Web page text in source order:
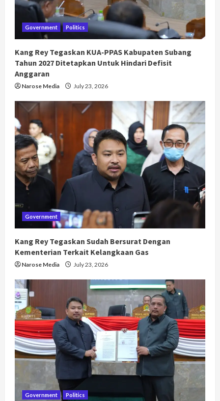
Government Politics
Kang Rey Tegaskan KUA-PPAS Kabupaten Subang
Tahun 2027 Ditetapkan Untuk Hindari Defisit
Anggaran
Narose Media July 23, 2026
Government
Kang Rey Tegaskan Sudah Bersurat Dengan
Kementerian Terkait Kelangkaan Gas
Narose Media July 23, 2026
Government Politics